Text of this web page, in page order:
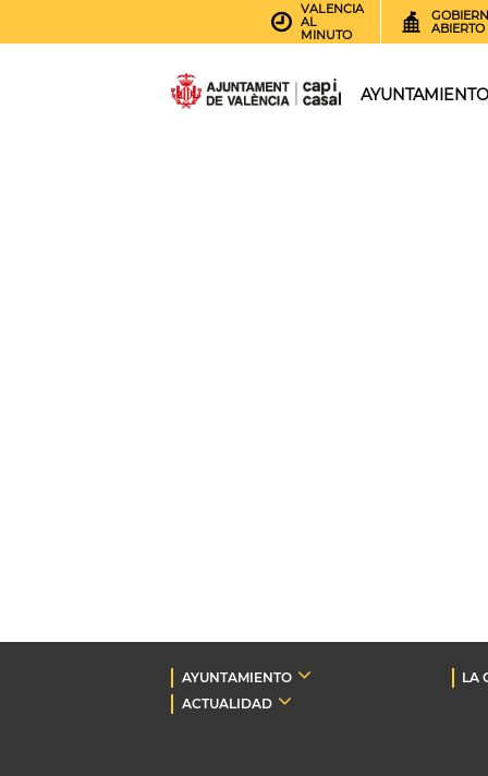
VALENCIA
AL
MINUTO
ABIERTO
AYUNTAMIENTO
AYUNTAMIENTO LA
ACTUALIDAD